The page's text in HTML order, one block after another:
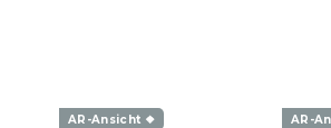
AR-Ansicht ❖
AR-